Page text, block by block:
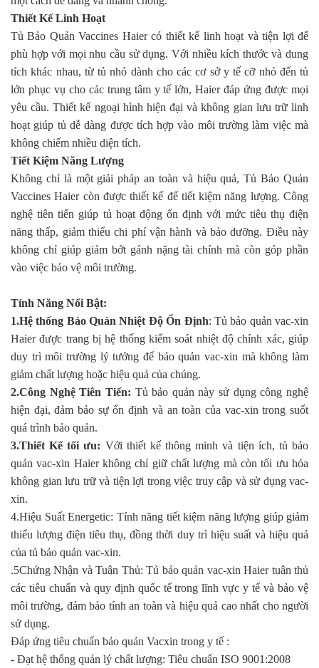
Thiết Kế Linh Hoạt
Tủ Bảo Quản Vaccines Haier có thiết kế linh hoạt và tiện lợi để
phù hợp với mọi nhu cầu sử dụng. Với nhiều kích thước và dung
tích khác nhau, từ tủ nhỏ dành cho các cơ sở y tế cỡ nhỏ đến tủ
lớn phục vụ cho các trung tâm y tế lớn, Haier đáp ứng được mọi
yêu cầu. Thiết kế ngoại hình hiện đại và không gian lưu trữ linh
hoạt giúp tủ dễ dàng được tích hợp vào môi trường làm việc mà
không chiếm nhiều diện tích.
Tiết Kiệm Năng Lượng
Không chỉ là một giải pháp an toàn và hiệu quả, Tủ Bảo Quản
Vaccines Haier còn được thiết kế để tiết kiệm năng lượng. Công
nghệ tiên tiến giúp tủ hoạt động ổn định với mức tiêu thụ điện
năng thấp, giảm thiểu chi phí vận hành và bảo dưỡng. Điều này
không chỉ giúp giảm bớt gánh nặng tài chính mà còn góp phần
vào việc bảo vệ môi trường.
Tính Năng Nổi Bật:
1.Hệ thống Bảo Quản Nhiệt Độ Ổn Định: Tủ bảo quản vac-xin
Haier được trang bị hệ thống kiểm soát nhiệt độ chính xác, giúp
duy trì môi trường lý tưởng để bảo quản vac-xin mà không làm
giảm chất lượng hoặc hiệu quả của chúng.
2.Công Nghệ Tiên Tiến: Tủ bảo quản này sử dụng công nghệ
hiện đại, đảm bảo sự ổn định và an toàn của vac-xin trong suốt
quá trình bảo quản.
3.Thiết Kế tối ưu: Với thiết kế thông minh và tiện ích, tủ bảo
quản vac-xin Haier không chỉ giữ chất lượng mà còn tối ưu hóa
không gian lưu trữ và tiện lợi trong việc truy cập và sử dụng vac-
xin.
4.Hiệu Suất Energetic: Tính năng tiết kiệm năng lượng giúp giảm
thiểu lượng điện tiêu thụ, đồng thời duy trì hiệu suất và hiệu quả
của tủ bảo quản vac-xin.
.5Chứng Nhận và Tuân Thủ: Tủ bảo quản vac-xin Haier tuân thủ
các tiêu chuẩn và quy định quốc tế trong lĩnh vực y tế và bảo vệ
môi trường, đảm bảo tính an toàn và hiệu quả cao nhất cho người
sử dụng.
Đáp ứng tiêu chuẩn bảo quản Vacxin trong y tế :
- Đạt hệ thống quản lý chất lượng: Tiêu chuẩn ISO 9001:2008